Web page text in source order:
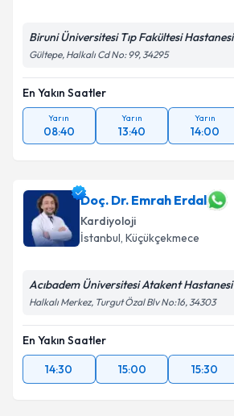
Biruni Üniversitesi Tıp Fakültesi Hastanesi
Gültepe, Halkalı Cd No: 99, 34295
En Yakın Saatler
Yarın
08:40
Yarın
13:40
Yarın
14:00
Doç. Dr. Emrah Erdal
Kardiyoloji
İstanbul, Küçükçekmece
Acıbadem Üniversitesi Atakent Hastanesi
Halkalı Merkez, Turgut Özal Blv No:16, 34303
En Yakın Saatler
14:30
15:00 15:30